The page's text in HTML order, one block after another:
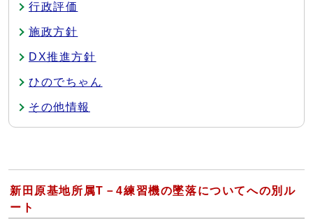
行政評価
施政方針
DX推進方針
ひのでちゃん
その他情報
新田原基地所属T－4練習機の墜落についてへの別ル
ート